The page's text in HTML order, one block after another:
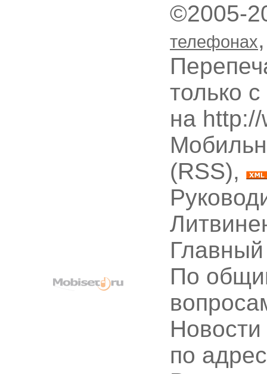
©2005-
телефонах
только
на
(RSS),
По
по